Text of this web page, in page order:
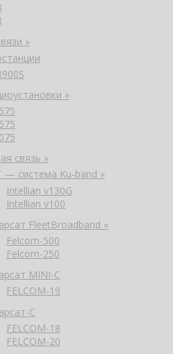
»
»
связь »
— система Ku-band »
Intellian v130G
Intellian v100
FleetBroadband »
Felcom-500
Felcom-250
MINI-C
FELCOM-19
С
FELCOM-18
FELCOM-20